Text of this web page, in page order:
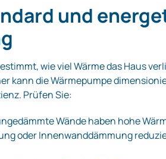
und
wie viel Wärme das Haus
kann die Wärmepumpe
Prüfen Sie:
Wände haben hohe
oder Innenwanddämmung